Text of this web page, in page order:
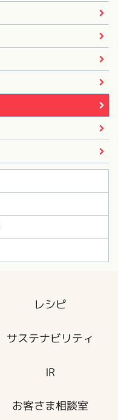
レシピ
サステナビリティ
IR
お客さま相談室